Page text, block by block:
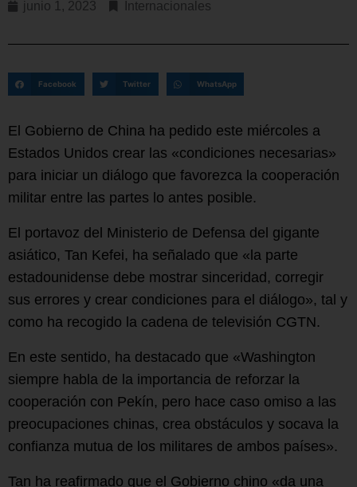
junio 1, 2023 Internacionales
Facebook Twitter WhatsApp
El Gobierno de China ha pedido este miércoles a
Estados Unidos crear las «condiciones necesarias»
para iniciar un diálogo que favorezca la cooperación
militar entre las partes lo antes posible.
El portavoz del Ministerio de Defensa del gigante
asiático, Tan Kefei, ha señalado que «la parte
estadounidense debe mostrar sinceridad, corregir
sus errores y crear condiciones para el diálogo», tal y
como ha recogido la cadena de televisión CGTN.
En este sentido, ha destacado que «Washington
siempre habla de la importancia de reforzar la
cooperación con Pekín, pero hace caso omiso a las
preocupaciones chinas, crea obstáculos y socava la
confianza mutua de los militares de ambos países».
Tan ha reafirmado que el Gobierno chino «da una